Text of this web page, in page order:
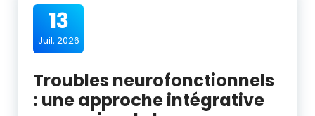
13
Juil, 2026
Troubles neurofonctionnels
: une approche intégrative